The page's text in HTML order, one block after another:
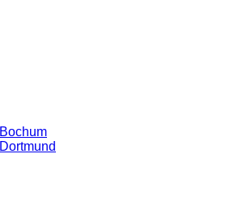
Bochum
Dortmund